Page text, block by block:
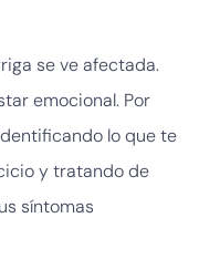
se ve afectada.
emocional. Por
lo que te
y tratando de
síntomas